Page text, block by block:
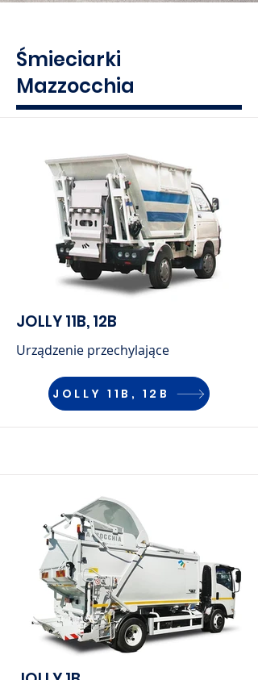
Śmieciarki
Mazzocchia
JOLLY 11B, 12B
Urządzenie przechylające
JOLLY 11B, 12B